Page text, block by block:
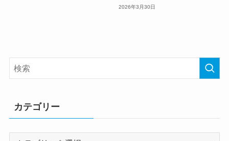
2026年3月30日
カテゴリー